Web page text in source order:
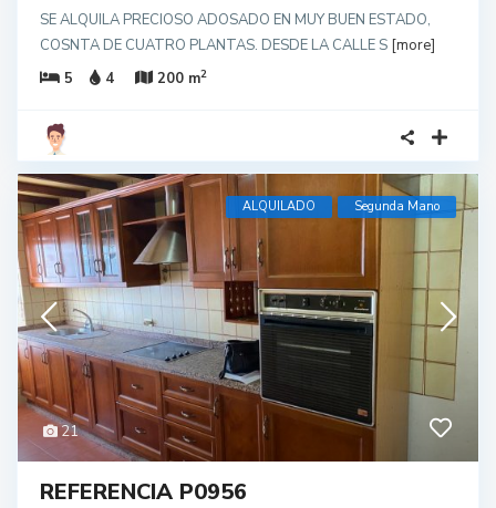
SE ALQUILA PRECIOSO ADOSADO EN MUY BUEN ESTADO,
COSNTA DE CUATRO PLANTAS. DESDE LA CALLE S [more]
5
4 200 m2
21
ALQUILADO Segunda Mano
REFERENCIA P0956